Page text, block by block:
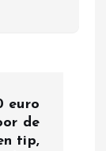
euro
de
tip,